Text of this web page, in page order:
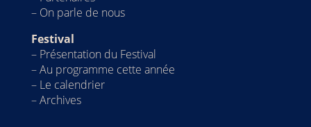
– On parle de nous
Festival
– Présentation du Festival
–Au programme cette année
– Le calendrier
–Archives